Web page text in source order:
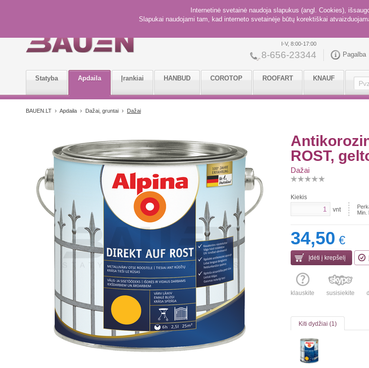
Internetinė svetainė naudoja slapukus (angl. Cookies),
Slapukai naudojami tam, kad interneto svetainėje būtų korektiškai
I-V, 8:00-17:00
8-656-23344 Pagalba
Statyba Apdaila Įrankiai HANBUD COROTOP ROOFART KNAUF
BAUEN.LT Apdaila Dažai, gruntai Dažai
ROST,
Dažai
Kiekis
vnt
Min.
34,50 €
Įdėti į krepšelį
klauskite susisiekite
Kiti dydžiai (1)